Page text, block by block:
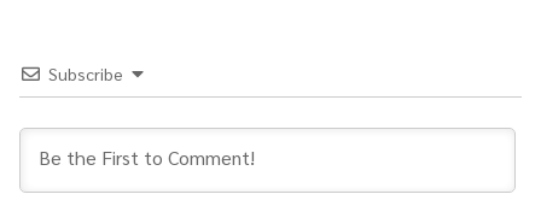
Subscribe